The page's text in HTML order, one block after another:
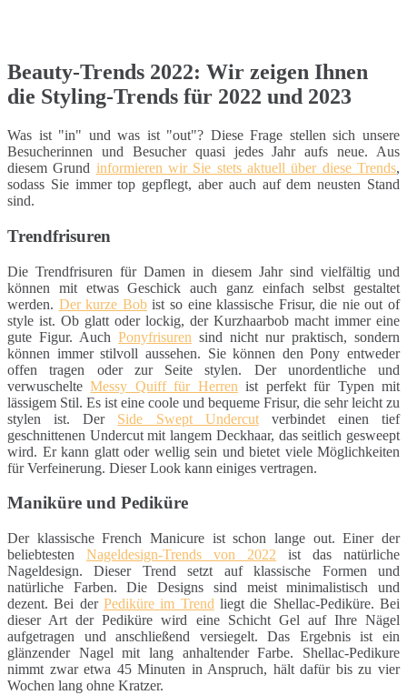
Beauty-Trends 2022: Wir zeigen Ihnen
die Styling-Trends für 2022 und 2023
Was ist "in" und was ist "out"? Diese Frage stellen sich unsere
Besucherinnen und Besucher quasi jedes Jahr aufs neue. Aus
diesem Grund informieren wir Sie stets aktuell über diese Trends,
sodass Sie immer top gepflegt, aber auch auf dem neusten Stand
sind.
Trendfrisuren
Die Trendfrisuren für Damen in diesem Jahr sind vielfältig und
können mit etwas Geschick auch ganz einfach selbst gestaltet
werden. Der kurze Bobist so eine klassische Frisur, die nie out of
style ist. Ob glatt oder lockig, der Kurzhaarbob macht immer eine
gute Figur. Auch Ponyfrisuren sind nicht nur praktisch, sondern
können immer stilvoll aussehen. Sie können den Pony entweder
offen tragen oder zur Seite stylen. Der unordentliche und
verwuschelteMessy Quiff für Herren ist perfekt für Typen mit
lässigem Stil. Es ist eine coole und bequeme Frisur, die sehr leicht zu
stylen ist. Der Side Swept Undercutverbindet einen tief
geschnittenen Undercut mit langem Deckhaar, das seitlich gesweept
wird. Er kann glatt oder wellig sein und bietet viele Möglichkeiten
für Verfeinerung. Dieser Look kann einiges vertragen.
Maniküre und Pediküre
Der klassische French Manicure ist schon lange out. Einer der
beliebtesten Nageldesign-Trends von 2022 ist das natürliche
Nageldesign. Dieser Trend setzt auf klassische Formen und
natürliche Farben. Die Designs sind meist minimalistisch und
dezent. Bei der Pediküre im Trend liegt die Shellac-Pediküre. Bei
dieser Art der Pediküre wird eine Schicht Gel auf Ihre Nägel
aufgetragen und anschließend versiegelt. Das Ergebnis ist ein
glänzender Nagel mit lang anhaltender Farbe. Shellac-Pedikure
nimmt zwar etwa 45 Minuten in Anspruch, hält dafür bis zu vier
Wochen lang ohne Kratzer.